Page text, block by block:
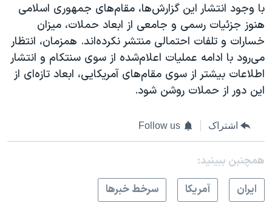
با وجود انتشار این گزارش‌ها، مقام‌های جمهوری اسلامی
هنوز جزئیات رسمی و جامعی از ابعاد حملات، میزان
خسارات و تلفات احتمالی منتشر نکرده‌اند. همزمان، انتظار
می‌رود با ادامه عملیات اعلام‌شده از سوی سنتکام و انتشار
اطلاعات بیشتر از سوی مقام‌های آمریکایی، ابعاد تازه‌ای از
این دور از حملات روشن شود.
اشتراک Follow us
همچنبن ببینید:
ايران
آمريکا سرخط خبرها